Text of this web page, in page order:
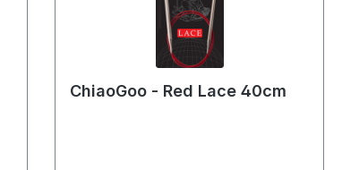
ChiaoGoo - Red Lace 40cm